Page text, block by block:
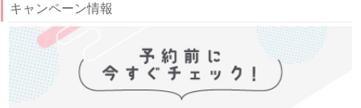
キャンペーン情報